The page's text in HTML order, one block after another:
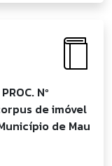
Nº
de imóvel
de Mau